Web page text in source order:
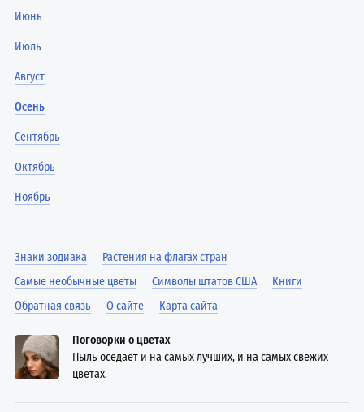
Июнь
Июль
Август
Осень
Сентябрь
Октябрь
Ноябрь
Знаки зодиака
Растения на флагах стран
Самые необычные цветы
Символы штатов США
Книги
Обратная связь
О сайте Карта сайта
Поговорки о цветах
Пыль оседает и на самых лучших, и на самых свежих
цветах.